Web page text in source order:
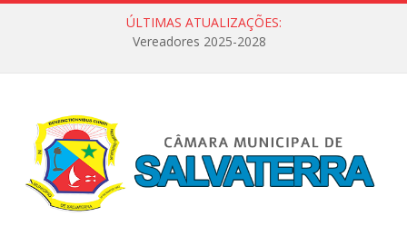
ÚLTIMAS ATUALIZAÇÕES:
Vereadores 2025-2028